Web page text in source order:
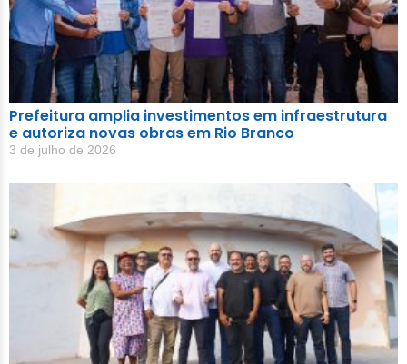
Prefeitura amplia investimentos em infraestrutura
e autoriza novas obras em Rio Branco
3 de julho de 2026